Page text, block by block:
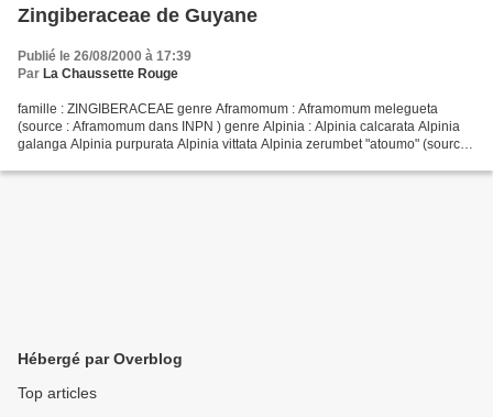
Zingiberaceae de Guyane
Publié le 26/08/2000 à 17:39
Par La Chaussette Rouge
famille : ZINGIBERACEAE genre Aframomum : Aframomum melegueta
(source : Aframomum dans INPN ) genre Alpinia : Alpinia calcarata Alpinia
galanga Alpinia purpurata Alpinia vittata Alpinia zerumbet "atoumo" (source :
Hébergé par Overblog
Top articles